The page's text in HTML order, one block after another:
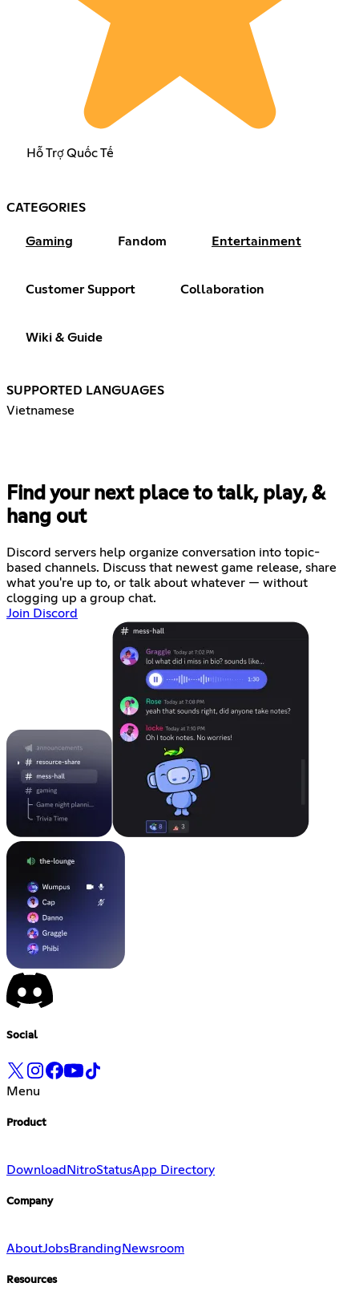
Hỗ Trợ Quốc Tế
CATEGORIES
Gaming Fandom Entertainment
Customer Support Collaboration
Wiki & Guide
SUPPORTED LANGUAGES
Vietnamese
Find your next place to talk, play, &
hang out
Discord servers help organize conversation into topic-
based channels. Discuss that newest game release, share
what you're up to, or talk about whatever — without
clogging up a group chat.
Join Discord
Social
Menu
Product
Download NitroStatusApp Directory
Company
AboutJobsBranding Newsroom
Resources